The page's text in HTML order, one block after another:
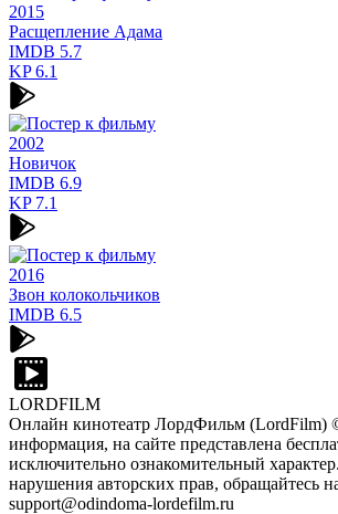
2015
Расщепление Адама
IMDB 5.7
KP6.1
2002
Новичок
IMDB 6.9
KP7.1
2016
Звон колокольчиков
IMDB 6.5
LORDFILM
Онлайн кинотеатр ЛордФильм (LordFilm)
информация, на сайте представлена
исключительно ознакомительный
нарушения авторских прав, обращайтесь
support@odindoma-lordefilm.ru